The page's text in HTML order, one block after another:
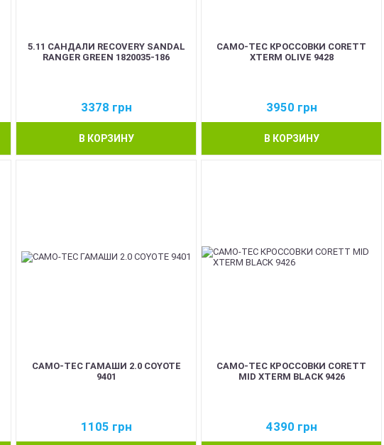
5.11 САНДАЛИ RECOVERY SANDAL
RANGER GREEN 1820035-186
3378 грн
В КОРЗИНУ
CAMO-TEC КРОССОВКИ CORETT
XTERM OLIVE 9428
3950 грн
В КОРЗИНУ
CAMO-TEC ГАМАШИ 2.0 COYOTE
9401
1105 грн
CAMO-TEC КРОССОВКИ CORETT
MID XTERM BLACK 9426
4390 грн